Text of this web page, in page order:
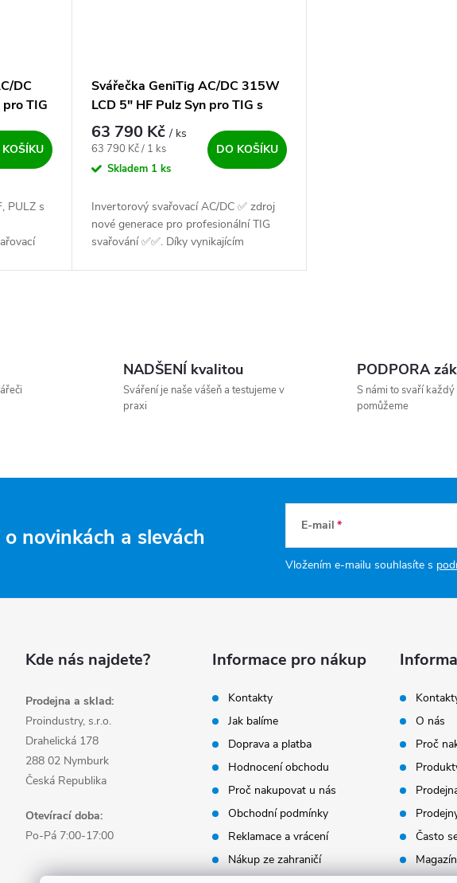
DC
pro TIG
PULZ s
Svářečka GeniTig AC/DC 315W
LCD 5" HF Pulz Syn pro TIG s
vodním chlazením
63 790 Kč/ ks
Měrná cena:
63 790 Kč / 1 ks
Skladem 1 ks
DO KOŠÍKU
Invertorový svařovací AC/DC ✅ zdroj
nové generace pro profesionální TIG
svařování ✅✅. Díky vynikajícím
NADŠENÍ kvalitou
Sváření je naše vášeň a testujeme v
praxi
PODPORA
S námi to svaří každý
pomůžeme
novinkách a slevách E-mail
Vložením e-mailu souhlasíte s
Kde nás najdete?
Prodejna a sklad:
Proindustry, s.r.o.
Drahelická 178
288 02 Nymburk
Česká Republika
Otevírací doba:
Po-Pá 7:00-17:00
Informace pro nákup
Kontakty
Jak balíme
Doprava a platba
Hodnocení obchodu
Proč nakupovat u nás
Obchodní podmínky
Reklamace a vrácení
Nákup ze zahraničí
O nás
Proč
Často